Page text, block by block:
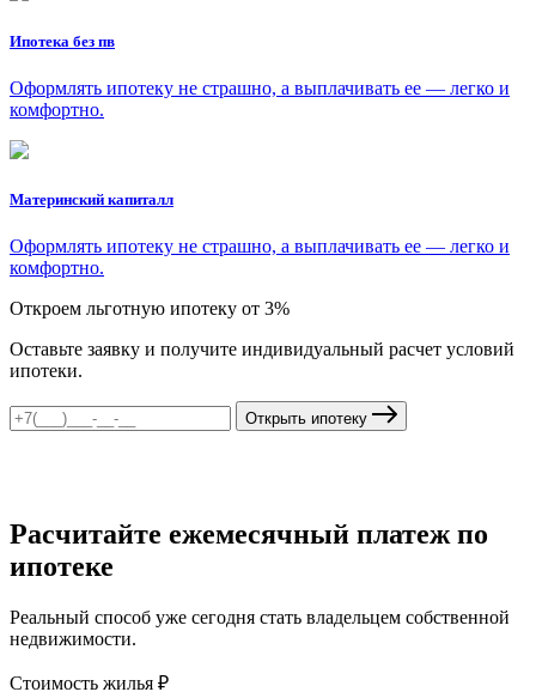
Ипотека без пв
Оформлять ипотеку не страшно, а выплачивать ее — легко и
комфортно.
Материнский капиталл
Оформлять ипотеку не страшно, а выплачивать ее — легко и
комфортно.
Откроем льготную ипотеку от 3%
Оставьте заявку и получите индивидуальный расчет условий
ипотеки.
Открыть ипотеку
Расчитайте ежемесячный платеж по
ипотеке
Реальный способ уже сегодня стать владельцем собственной
недвижимости.
Стоимость жилья ₽